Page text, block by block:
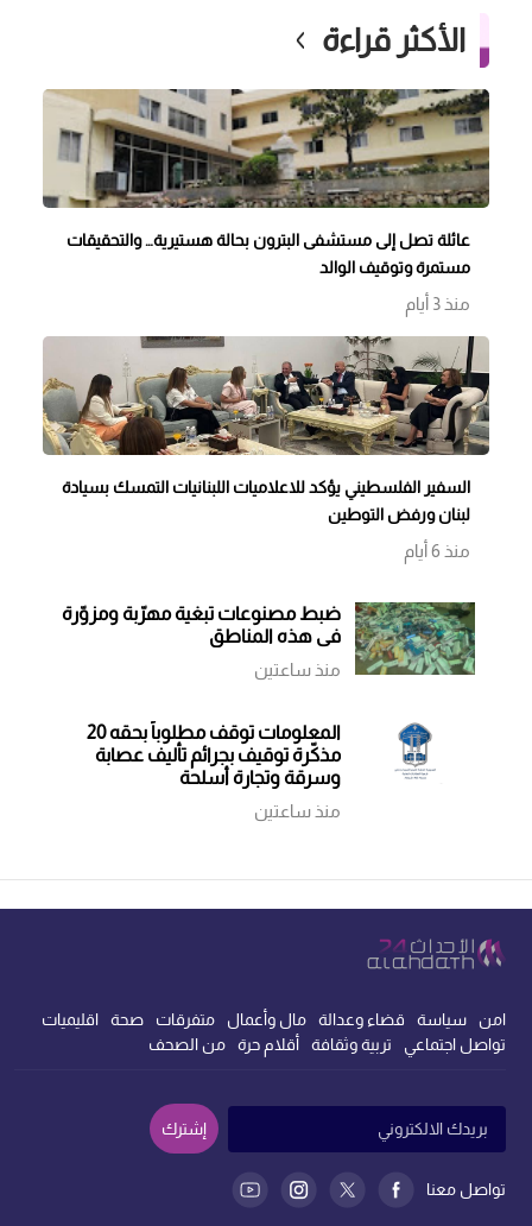
الأكثر قراءة
عائلة تصل إلى مستشفى البترون بحالة هستيرية… والتحقيقات
مستمرة وتوقيف الوالد
منذ 3 أيام
السفير الفلسطيني يؤكد للاعلاميات اللبنانيات التمسك بسيادة
لبنان ورفض التوطين
منذ 6 أيام
ضبط مصنوعات تبغية مهرّبة ومزوّرة
في هذه المناطق
منذ ساعتين
المعلومات توقف مطلوباً بحقه 20
مذكّرة توقيف بجرائم تأليف عصابة
وسرقة وتجارة أسلحة
منذ ساعتين
امن سياسة قضاء وعدالة مال وأعمال متفرقات صحة
اقليميات
تواصل اجتماعي
تربية وثقافة أقلام حرة من الصحف
تواصل معنا
إشترك